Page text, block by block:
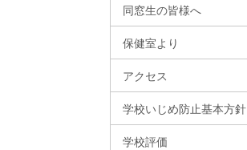
同窓生の皆様へ
保健室より
アクセス
学校いじめ防止基本方針
学校評価